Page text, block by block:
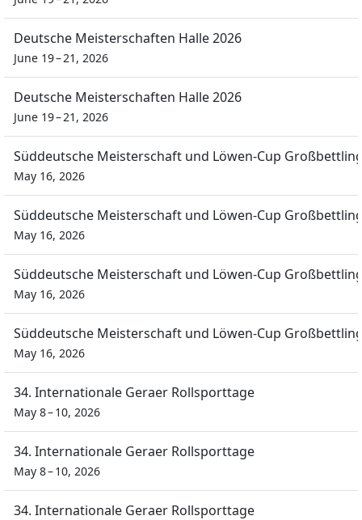
Deutsche Meisterschaften Halle 2026
June 19 – 21, 2026
Deutsche Meisterschaften Halle 2026
June 19 – 21, 2026
Süddeutsche Meisterschaft und Löwen-Cup
May 16, 2026
Süddeutsche Meisterschaft und Löwen-Cup
May 16, 2026
Süddeutsche Meisterschaft und Löwen-Cup
May 16, 2026
Süddeutsche Meisterschaft und Löwen-Cup
May 16, 2026
34. Internationale Geraer Rollsporttage
May 8 – 10, 2026
34. Internationale Geraer Rollsporttage
May 8 – 10, 2026
34. Internationale Geraer Rollsporttage